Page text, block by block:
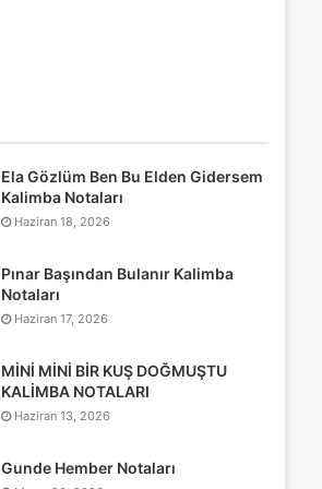
Ela Gözlüm Ben Bu Elden Gidersem
Kalimba Notaları
Haziran 18, 2026
Pınar Başından Bulanır Kalimba
Notaları
Haziran 17, 2026
MİNİ MİNİ BİR KUŞ DOĞMUŞTU
KALİMBA NOTALARI
Haziran 13, 2026
Gunde Hember Notaları